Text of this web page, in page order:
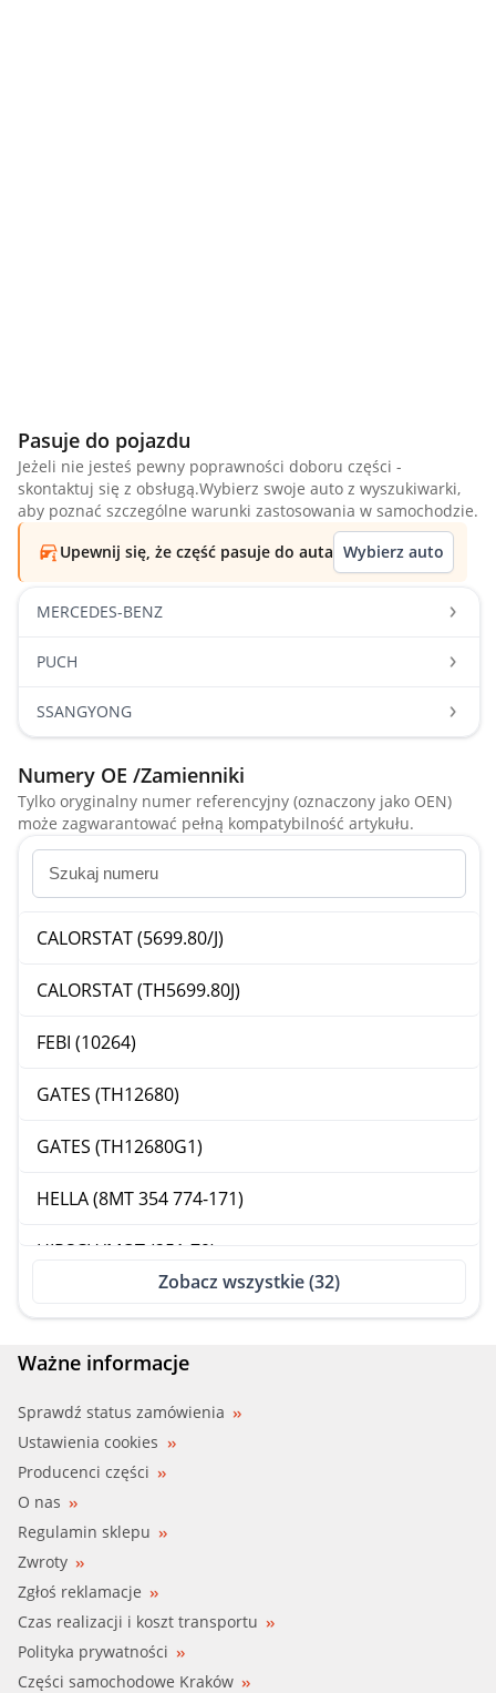
Pasuje do pojazdu
Jeżeli nie jesteś pewny poprawności doboru części -
skontaktuj się z obsługą.Wybierz swoje auto z wyszukiwarki,
aby poznać szczególne warunki zastosowania w samochodzie.
Upewnij się, że część pasuje do auta Wybierz auto
MERCEDES-BENZ
PUCH
SSANGYONG
Numery OE /Zamienniki
Tylko oryginalny numer referencyjny (oznaczony jako OEN)
może zagwarantować pełną kompatybilność artykułu.
CALORSTAT (5699.80/J)
CALORSTAT (TH5699.80J)
FEBI (10264)
GATES (TH12680)
GATES (TH12680G1)
HELLA (8MT 354 774-171)
HIRSCH/MOT (251-79)
MERCE (42030975)
MERCE (601 200 01 15)
MERCE (602 200 00 15)
MERCE (602 200 00 15 S)
MERCE (602 200 01 15)
MERCE (6022000015S2)
Zobacz wszystkie (32)
Ważne informacje
Sprawdź status zamówienia
Ustawienia cookies
Producenci części
O nas
Regulamin sklepu
Zwroty
Zgłoś reklamacje
Czas realizacji i koszt transportu
Polityka prywatności
Części samochodowe Kraków